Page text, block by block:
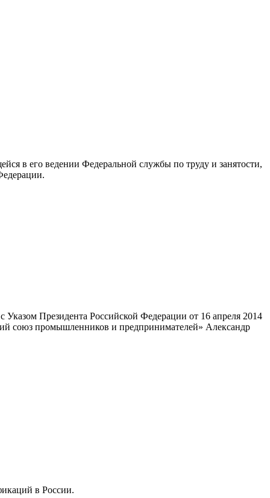
в его ведении Федеральной службы по труду и занятости,
Президента Российской Федерации от 16 апреля 2014
союз промышленников и предпринимателей» Александр
в России.